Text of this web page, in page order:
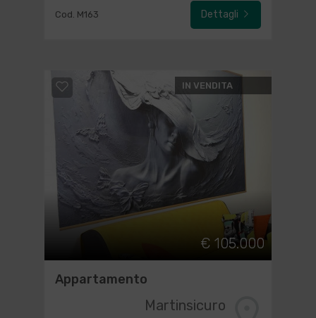
Cod. M163 Dettagli
IN VENDITA
€ 105.000
Appartamento
Martinsicuro